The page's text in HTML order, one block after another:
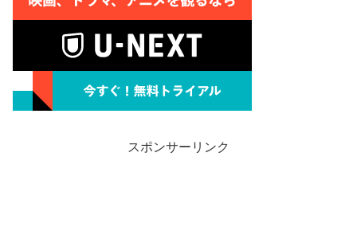
スポンサーリンク